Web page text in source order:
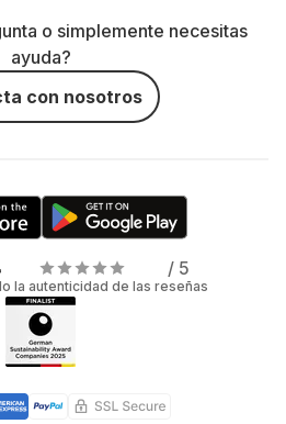
o simplemente necesitas
ayuda?
con nosotros
/ 5
la autenticidad de las reseñas